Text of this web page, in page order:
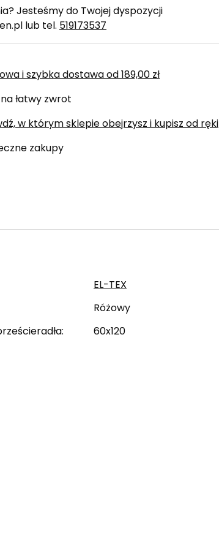
Jesteśmy do Twojej dyspozycji
lub tel. 519173537
i szybka dostawa od 189,00 zł
łatwy zwrot
w którym sklepie obejrzysz i kupisz od ręki
zakupy
EL-TEX
Różowy
60x120